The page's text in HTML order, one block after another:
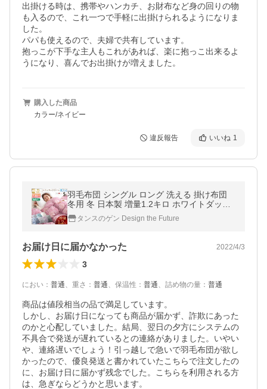
出掛ける時は、携帯やハンカチ、お財布など身の回りの物
も入るので、これ一つで手軽に出掛けられるようになりま
した。
パパも使えるので、夫婦で共有しています。
抱っこが下手な主人もこれがあれば、楽に抱っこ出来るよ
うになり、喜んでお出掛けが増えました。
購入した商品
カラー/ネイビー
違反報告 いいね 1
羽毛布団 シングル ロング 洗える 掛け布団
冬用 冬 日本製 増量1.2キロ ホワイトダック
ダウン93％ 暖かい 羽毛 99907316
タンスのゲン Design the Future
お届け日に届かなかった 2022/4/3
3
におい ： 普通、 重さ ： 普通、 保温性 ： 普通、 詰め物の量 ： 普通
商品は値段相当の品で満足しています。
しかし、お届け日になっても商品が届かず、詐欺にあった
のかと心配していました。結局、翌日の夕方にシステムの
不具合で発送が遅れているとの連絡がありました。いやい
や、連絡遅いでしょう！引っ越しで急いで羽毛布団が欲し
かったので、優良発送と書かれていたこちらで注文したの
に、お届け日に届かず残念でした。こちらを利用される方
は、急ぎならどうかと思います。